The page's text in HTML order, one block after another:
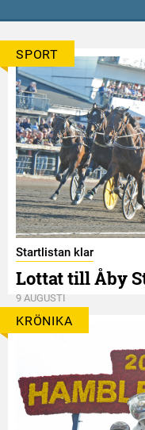
SPORT
Startlistan klar
Lottat till Åby
9 AUGUSTI
KRÖNIKA